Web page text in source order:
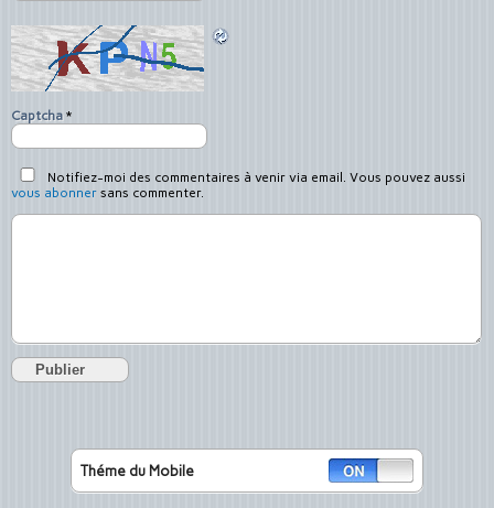
Captcha *
Notifiez-moi des commentaires à venir via email. Vous pouvez aussi
vous abonner sans commenter.
Théme du Mobile